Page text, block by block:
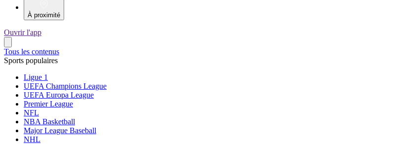
À proximité
Ouvrir l'app
Tous les contenus
Sports populaires
Ligue 1
UEFA Champions League
UEFA Europa League
Premier League
NFL
NBA Basketball
Major League Baseball
NHL